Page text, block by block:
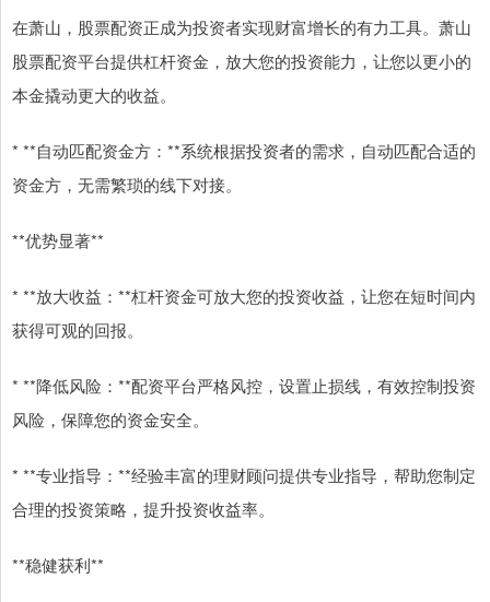
在萧山，股票配资正成为投资者实现财富增长的有力工具。萧山
股票配资平台提供杠杆资金，放大您的投资能力，让您以更小的
本金撬动更大的收益。
* **自动匹配资金方：**系统根据投资者的需求，自动匹配合适的
资金方，无需繁琐的线下对接。
**优势显著**
* **放大收益：**杠杆资金可放大您的投资收益，让您在短时间内
获得可观的回报。
* **降低风险：**配资平台严格风控，设置止损线，有效控制投资
风险，保障您的资金安全。
* **专业指导：**经验丰富的理财顾问提供专业指导，帮助您制定
合理的投资策略，提升投资收益率。
**稳健获利**